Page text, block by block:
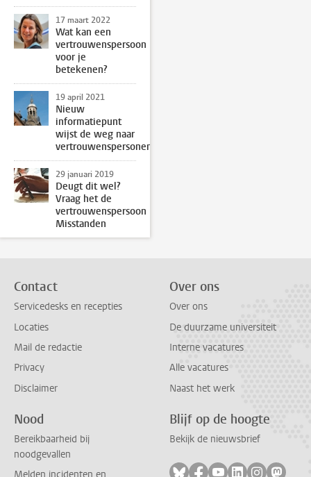
17 maart 2022
Wat kan een
vertrouwenspersoon
voor je
betekenen?
19 april 2021
Nieuw
informatiepunt
wijst de weg naar
vertrouwenspersonen
29 januari 2019
Deugt dit wel?
Vraag het de
vertrouwenspersoon
Misstanden
Contact
Servicedesks en recepties
Locaties
Mail de redactie
Privacy
Disclaimer
Over ons
Over ons
De duurzame universiteit
Interne vacatures
Alle vacatures
Naast het werk
Nood
Bereikbaarheid bij
noodgevallen
Blijf op de hoogte
Bekijk de nieuwsbrief
Volg ons op bluesky
Volg ons op facebook
Volg ons op
Volg ons op
Volg ons
Volg